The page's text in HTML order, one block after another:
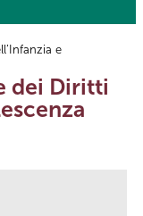
e
dei Diritti